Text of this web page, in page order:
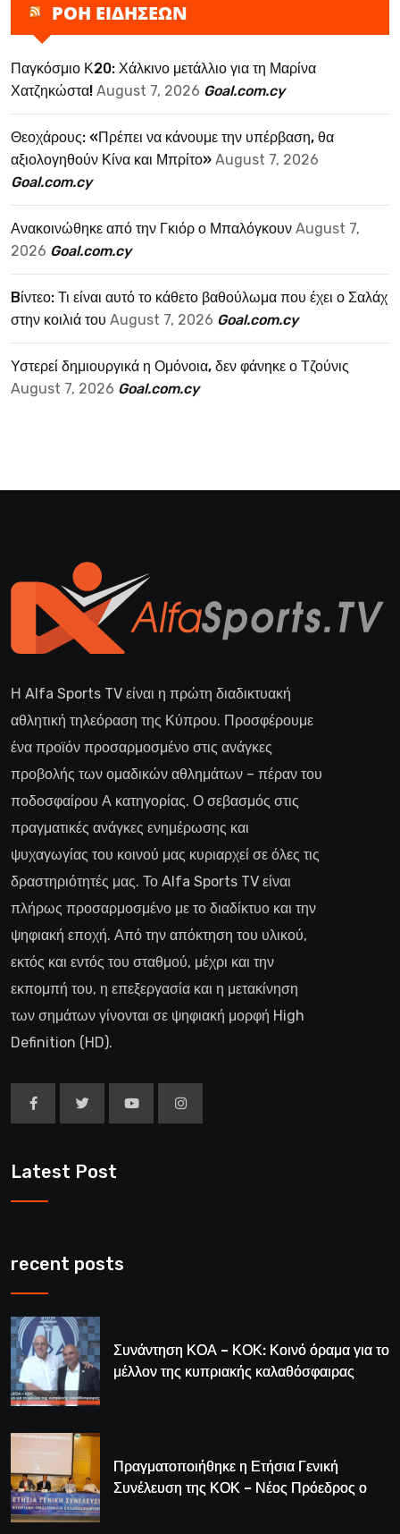
ΡΟΗ ΕΙΔΗΣΕΩΝ
Παγκόσμιο Κ20: Χάλκινο μετάλλιο για τη Μαρίνα
Χατζηκώστα! August 7, 2026 Goal.com.cy
Θεοχάρους: «Πρέπει να κάνουμε την υπέρβαση, θα
αξιολογηθούν Κίνα και Μπρίτο» August 7, 2026
Goal.com.cy
Ανακοινώθηκε από την Γκιόρ ο Μπαλόγκουν August 7,
2026 Goal.com.cy
Bίντεο: Τι είναι αυτό το κάθετο βαθούλωμα που έχει ο Σαλάχ
στην κοιλιά του August 7, 2026 Goal.com.cy
Υστερεί δημιουργικά η Ομόνοια, δεν φάνηκε ο Τζούνις
August 7, 2026 Goal.com.cy
Η Alfa Sports TV είναι η πρώτη διαδικτυακή
αθλητική τηλεόραση της Κύπρου. Προσφέρουμε
ένα προϊόν προσαρμοσμένο στις ανάγκες
προβολής των ομαδικών αθλημάτων – πέραν του
ποδοσφαίρου Α κατηγορίας. Ο σεβασμός στις
πραγματικές ανάγκες ενημέρωσης και
ψυχαγωγίας του κοινού μας κυριαρχεί σε όλες τις
δραστηριότητές μας. Το Alfa Sports TV είναι
πλήρως προσαρμοσμένο με το διαδίκτυο και την
ψηφιακή εποχή. Από την απόκτηση του υλικού,
εκτός και εντός του σταθμού, μέχρι και την
εκπομπή του, η επεξεργασία και η μετακίνηση
των σημάτων γίνονται σε ψηφιακή μορφή High
Definition (HD).
Latest Post
recent posts
Συνάντηση ΚΟΑ – ΚΟΚ: Κοινό όραμα για το
μέλλον της κυπριακής καλαθόσφαιρας
Πραγματοποιήθηκε η Ετήσια Γενική
Συνέλευση της ΚΟΚ – Νέος Πρόεδρος ο